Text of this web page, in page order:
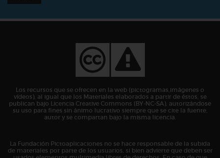
Los recursos que se ofrecen en la web (pictogramas,imágenes o
vídeos), al igual que los Materiales elaborados a partir de éstos, se
publican bajo Licencia Creative Commons (BY-NC-SA), autorizándose
su uso para fines sin ánimo lucrativo siempre que se cite la fuente,
autor y se compartan bajo la misma licencia.
La Fundación Pictoaplicaciones no se hace responsable de la subida
de materiales por parte de los usuarios, si bien advierte que deben ser